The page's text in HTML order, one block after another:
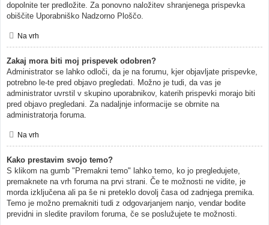
dopolnite ter predložite. Za ponovno naložitev shranjenega prispevka
obiščite Uporabniško Nadzorno Ploščo.
Na vrh
Zakaj mora biti moj prispevek odobren?
Administrator se lahko odloči, da je na forumu, kjer objavljate prispevke,
potrebno le-te pred objavo pregledati. Možno je tudi, da vas je
administrator uvrstil v skupino uporabnikov, katerih prispevki morajo biti
pred objavo pregledani. Za nadaljnje informacije se obrnite na
administratorja foruma.
Na vrh
Kako prestavim svojo temo?
S klikom na gumb "Premakni temo" lahko temo, ko jo pregledujete,
premaknete na vrh foruma na prvi strani. Če te možnosti ne vidite, je
morda izključena ali pa še ni preteklo dovolj časa od zadnjega premika.
Temo je možno premakniti tudi z odgovarjanjem nanjo, vendar bodite
previdni in sledite pravilom foruma, če se poslužujete te možnosti.